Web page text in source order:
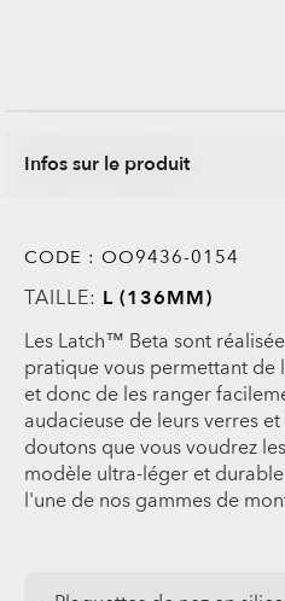
Infos sur le produit
CODE : OO9436-0154
TAILLE: L (136MM)
Les Latch™ Beta sont
pratique vous permettant de
et donc de les ranger
audacieuse de leurs verres
doutons que vous voudrez
modèle ultra-léger et
l'une de nos gammes de